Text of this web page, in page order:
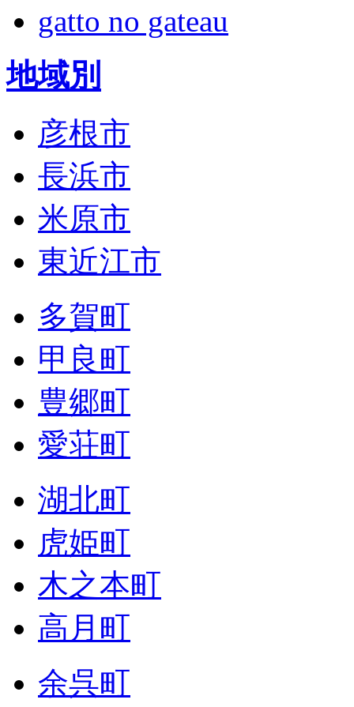
gatto no gateau
地域別
彦根市
長浜市
米原市
東近江市
多賀町
甲良町
豊郷町
愛荘町
湖北町
虎姫町
木之本町
高月町
余呉町